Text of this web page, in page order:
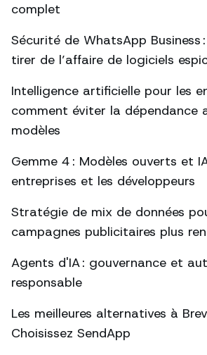
complet
Sécurité de WhatsApp Business
tirer de l’affaire de logiciels
Intelligence artificielle pour les
comment éviter la dépendance
modèles
Gemme 4 : Modèles ouverts et
entreprises et les développeurs
Stratégie de mix de données
campagnes publicitaires plus
Agents d'IA : gouvernance et
responsable
Les meilleures alternatives à
Choisissez SendApp